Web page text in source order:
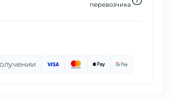
перевозчика